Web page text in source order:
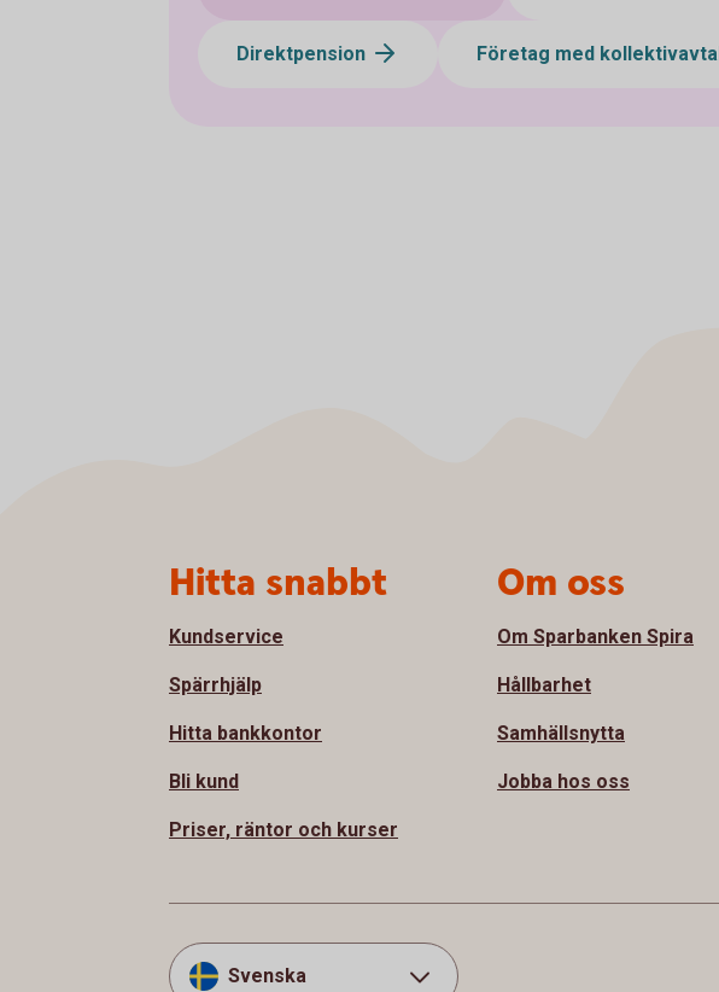
Direktpension Företag med kollektivavtal
Hitta snabbt
Kundservice
Spärrhjälp
Hitta bankkontor
Bli kund
Priser, räntor och kurser
Om oss
Om Sparbanken Spira
Hållbarhet
Samhällsnytta
Jobba hos oss
Svenska